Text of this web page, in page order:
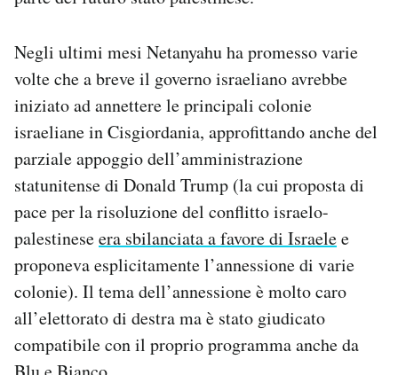
Negli ultimi mesi Netanyahu ha promesso varie
volte che a breve il governo israeliano avrebbe
iniziato ad annettere le principali colonie
israeliane in Cisgiordania, approfittando anche del
parziale appoggio dell’amministrazione
statunitense di Donald Trump (la cui proposta di
pace per la risoluzione del conflitto israelo-
palestineseera sbilanciata a favore di Israelee
proponeva esplicitamente l’annessione di varie
colonie). Il tema dell’annessione è molto caro
all’elettorato di destra ma è stato giudicato
compatibile con il proprio programma anche da